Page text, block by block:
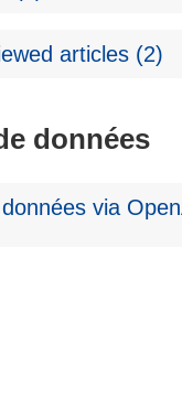
articles (2)
données
via